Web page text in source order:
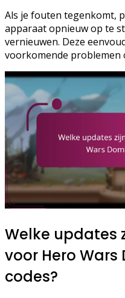
Als je fouten tegenkomt,
apparaat opnieuw op te
vernieuwen. Deze
voorkomende problemen
Welke updates
voor Hero Wars
codes?